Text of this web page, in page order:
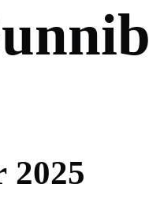
unnib
2025